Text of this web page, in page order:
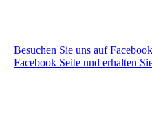
Besuchen Sie uns auf
Facebook Seite und erhalten